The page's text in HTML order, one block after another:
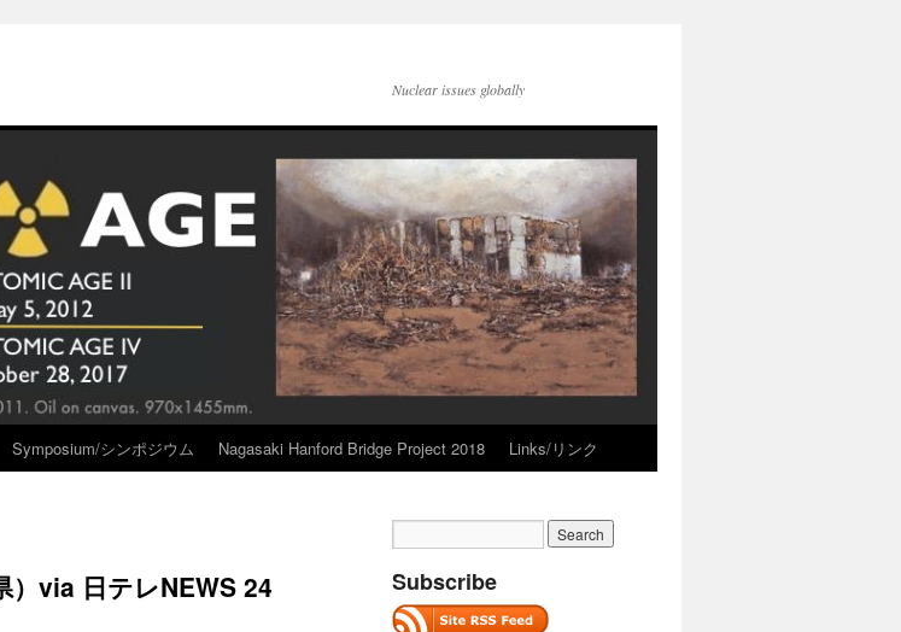
Nuclear issues globally
Symposium/シンポジウム Nagasaki Hanford Bridge Project 2018 Links/リンク
）via 日テレNEWS 24 Subscribe